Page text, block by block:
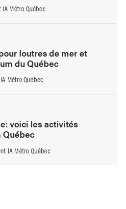
IA Métro Québec
loutres de mer et
du Québec
Métro Québec
voici les activités
IA Métro Québec